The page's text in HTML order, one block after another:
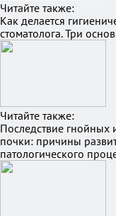
Читайте также:
Как делается
стоматолога. Три
Читайте также:
Последствие гнойных
почки: причины
патологического